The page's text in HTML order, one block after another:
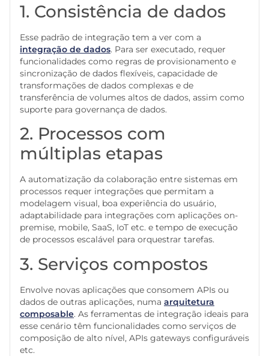
1. Consistência de dados
Esse padrão de integração tem a ver com a
integração de dados. Para ser executado, requer
funcionalidades como regras de provisionamento e
sincronização de dados flexíveis, capacidade de
transformações de dados complexas e de
transferência de volumes altos de dados, assim como
suporte para governança de dados.
2. Processos com
múltiplas etapas
A automatização da colaboração entre sistemas em
processos requer integrações que permitam a
modelagem visual, boa experiência do usuário,
adaptabilidade para integrações com aplicações on-
premise, mobile, SaaS, IoT etc. e tempo de execução
de processos escalável para orquestrar tarefas.
3. Serviços compostos
Envolve novas aplicações que consomem APIs ou
dados de outras aplicações, numa arquitetura
composable. As ferramentas de integração ideais para
esse cenário têm funcionalidades como serviços de
composição de alto nível, APIs gateways configuráveis
etc.